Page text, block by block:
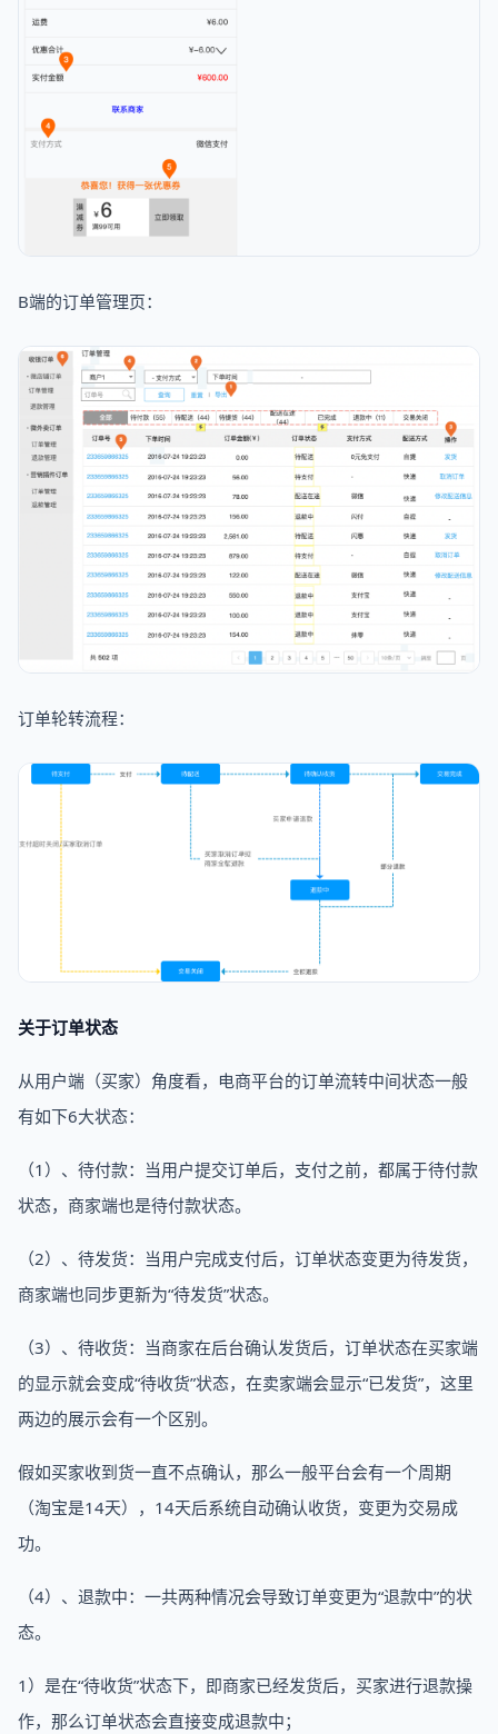
B端的订单管理页：
订单轮转流程：
关于订单状态
从用户端（买家）角度看，电商平台的订单流转中间状态一般
有如下6大状态：
（1）、待付款：当用户提交订单后，支付之前，都属于待付款
状态，商家端也是待付款状态。
（2）、待发货：当用户完成支付后，订单状态变更为待发货，
商家端也同步更新为“待发货”状态。
（3）、待收货：当商家在后台确认发货后，订单状态在买家端
的显示就会变成“待收货”状态，在卖家端会显示“已发货”，这里
两边的展示会有一个区别。
假如买家收到货一直不点确认，那么一般平台会有一个周期
（淘宝是14天），14天后系统自动确认收货，变更为交易成
功。
（4）、退款中：一共两种情况会导致订单变更为“退款中”的状
态。
1）是在“待收货”状态下，即商家已经发货后，买家进行退款操
作，那么订单状态会直接变成退款中；